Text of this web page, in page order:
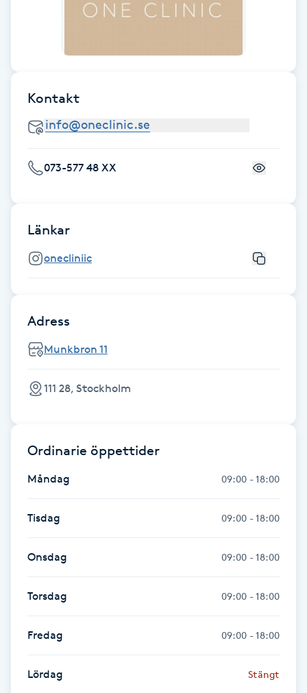
Skoinlägg
Skägg
Skäggfärgning
Skäggtrimmning
Skönhet
Slingor
Sockring
Kontakt
073-577 48 XX
Länkar
onecliniic
Adress
Munkbron 11
111 28, Stockholm
Ordinarie öppettider
Måndag 09:00 - 18:00
Tisdag 09:00 - 18:00
Onsdag 09:00 - 18:00
Torsdag 09:00 - 18:00
Fredag 09:00 - 18:00
Lördag Stängt